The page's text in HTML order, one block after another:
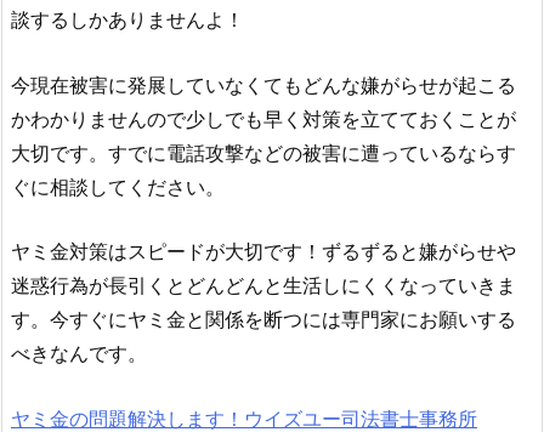
談するしかありませんよ！
今現在被害に発展していなくてもどんな嫌がらせが起こる
かわかりませんので少しでも早く対策を立てておくことが
大切です。すでに電話攻撃などの被害に遭っているならす
ぐに相談してください。
ヤミ金対策はスピードが大切です！ずるずると嫌がらせや
迷惑行為が長引くとどんどんと生活しにくくなっていきま
す。今すぐにヤミ金と関係を断つには専門家にお願いする
べきなんです。
ヤミ金の問題解決します！ウイズユー司法書士事務所